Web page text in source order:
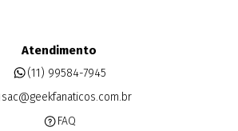
Atendimento
(11) 99584-7945
sac@geekfanaticos.com.br
FAQ